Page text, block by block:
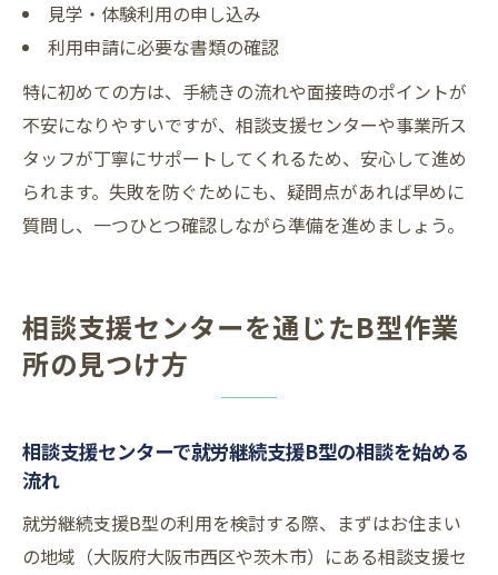
見学・体験利用の申し込み
利用申請に必要な書類の確認
特に初めての方は、手続きの流れや面接時のポイントが
不安になりやすいですが、相談支援センターや事業所ス
タッフが丁寧にサポートしてくれるため、安心して進め
られます。失敗を防ぐためにも、疑問点があれば早めに
質問し、一つひとつ確認しながら準備を進めましょう。
相談支援センターを通じたB型作業
所の見つけ方
相談支援センターで就労継続支援B型の相談を始める
流れ
就労継続支援B型の利用を検討する際、まずはお住まい
の地域（大阪府大阪市西区や茨木市）にある相談支援セ